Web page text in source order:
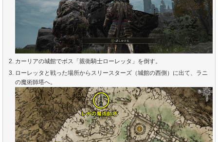
カーリアの城館でボス「親衛騎士ローレッタ」を倒す。
ローレッタと戦った場所からスリースターズ（城館の西側）に出て、ラニ
の魔術師塔へ。